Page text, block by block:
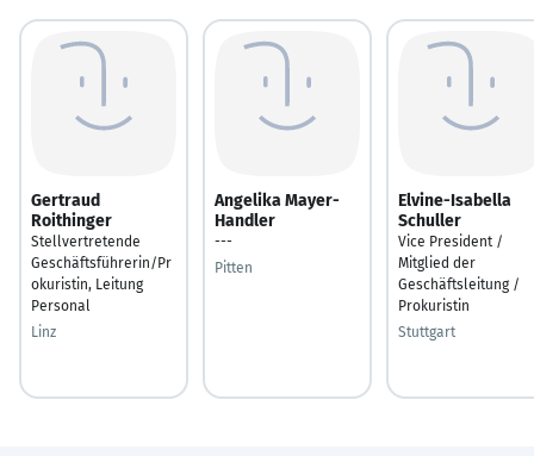
Gertraud
Roithinger
Stellvertretende
Geschäftsführerin/Pr
okuristin, Leitung
Personal
Linz
Angelika Mayer-
Handler
---
Pitten
Elvine-Isabella
Schuller
Vice President /
Mitglied der
Geschäftsleitung /
Prokuristin
Stuttgart